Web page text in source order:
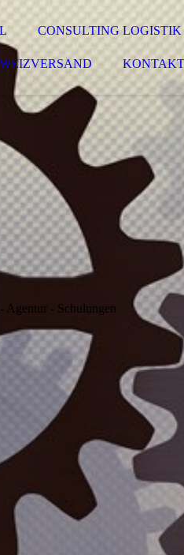
CONSULTING LOGISTIK
KONTAKT
Agentur - Schulungen